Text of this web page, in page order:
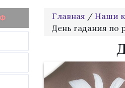
Главная / Наши
День гадания по